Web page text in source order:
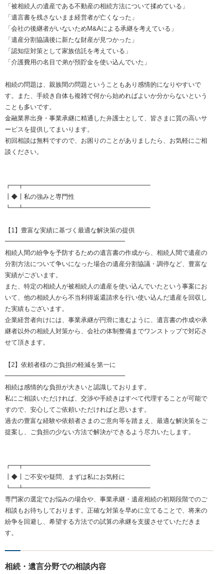
「被相続人の遺産である不動産の相続方法について揉めている」
「遺言書を残さないまま経営者が亡くなった」
「会社の後継者がいないためM&Aによる承継を考えている」
「遺産分割協議後に新たな財産が見つかった」
「認知症対策として家族信託を考えている」
「介護費用の名目で弟が預貯金を使い込んでいた」
相続の問題は、親族間の問題ということもあり感情的になりやすいで
す。また、手続き自体も複雑で何から始めればよいか分からないという
ことも多いです。
金融業界出身・事業承継に精通した弁護士として、皆さまに質の高いサ
ービスを提供してまいります。
初回相談は無料ですので、お困りのことがありましたら、お気軽にご相
談ください。
┏━┳━━━━━━━━━━━━━━━━━━━━
┃◆┃私の強みと専門性
┗━┻━━━━━━━━━━━━━━━━━━━━
【1】豊富な実績に基づく最適な解決策の提供
━━━━━━━━━━━━━━━━━━━
相続人間の紛争を予防するための遺言書の作成から、相続人間で遺産の
分割方法について争いになった場合の遺産分割協議・調停など、豊富な
実績がございます。
また、特定の相続人が被相続人の遺産を使い込んでいたという事案にお
いて、他の相続人から不当利得返還請求を行い使い込んだ遺産を回収し
た実績もございます。
企業経営者向けには、事業承継が円滑に進むように、遺言書の作成や承
継者以外の相続人対策から、会社の体制整備までワンストップで対応さ
せて頂きます。
【2】依頼者様のご負担の軽減を第一に
━━━━━━━━━━━━━━━━━━━
相続は感情的な負担が大きいと認識しております。
私にご相談いただければ、交渉や手続きはすべて代理することが可能で
すので、安心してご依頼いただければと思います。
過去の豊富な経験や依頼者さまのご意向等を踏まえ、最適な解決策をご
提案し、ご負担の少ない方法で解決ができるよう尽力いたします。
┏━┳━━━━━━━━━━━━━━━━━━━━
┃◆┃ご不安や疑問、まずは私にお気軽に
┗━┻━━━━━━━━━━━━━━━━━━━━
専門家の選定でお悩みの場合や、事業承継・遺産相続の初期段階でのご
相談もお待ちしております。正確な対策を早めに立てることで、将来の
紛争を回避し、希望する方法での試算の承継を支援させていただきま
す。
相続・遺言分野での相談内容